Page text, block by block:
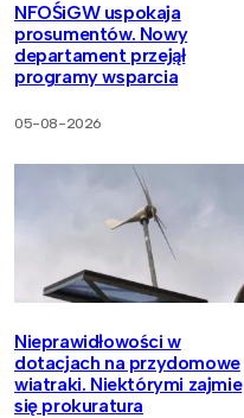
NFOŚiGW uspokaja
prosumentów. Nowy
departament przejął
programy wsparcia
05-08-2026
Nieprawidłowości w
dotacjach na przydomowe
wiatraki. Niektórymi zajmie
się prokuratura